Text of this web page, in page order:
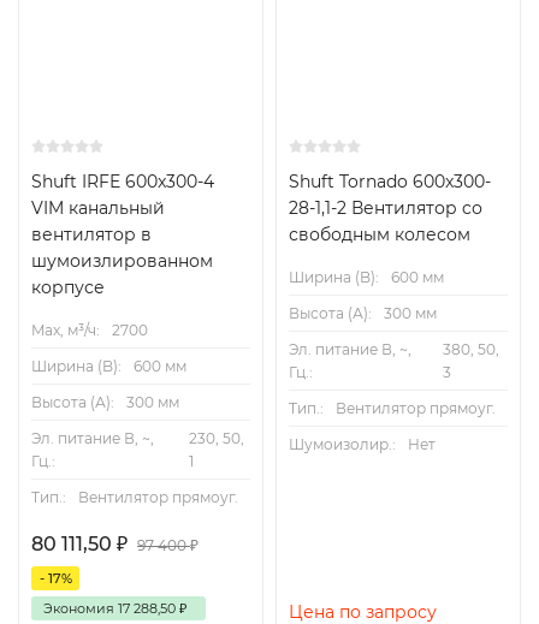
Shuft IRFE 600x300-4
VIM канальный
вентилятор в
шумоизлированном
корпусе
Max, м³/ч:
2700
Ширина (B):
600 мм
Высота (А):
300 мм
Эл. питание В, ~,
Гц.:
230, 50,
1
Тип.:
Вентилятор прямоуг.
80 111,50 ₽ 97 400₽
- 17%
Экономия 17 288,50 ₽
Shuft Tornado 600x300-
28-1,1-2 Вентилятор cо
свободным колесом
Ширина (B):
600 мм
Высота (А):
300 мм
Эл. питание В, ~,
Гц.:
380, 50,
3
Тип.:
Вентилятор прямоуг.
Шумоизолир.:
Нет
Цена по запросу